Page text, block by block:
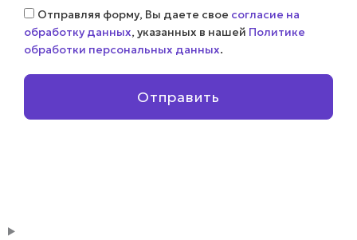
Соглашение
Отправляя форму, Вы даете свое согласие на
обработку данных, указанных в нашей Политике
обработки персональных данных.
Отправить